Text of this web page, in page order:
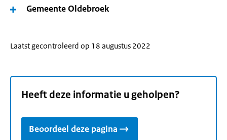
Gemeente Oldebroek
Laatst gecontroleerd op 18 augustus 2022
Heeft deze informatie u geholpen?
Beoordeel deze pagina